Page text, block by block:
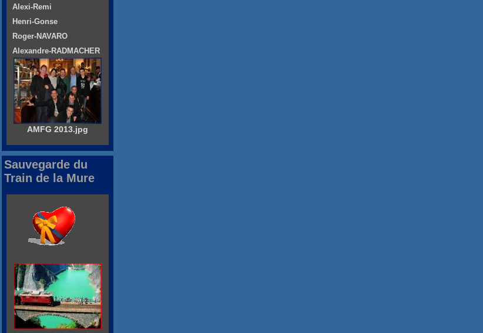
Alexi-Remi
Henri-Gonse
Roger-NAVARO
Alexandre-RADMACHER
AMFG 2013.jpg
Sauvegarde du
Train de la Mure